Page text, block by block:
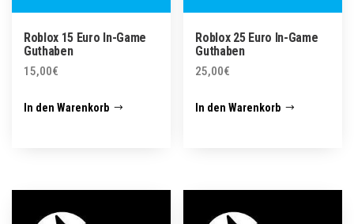
Roblox 15 Euro In-Game
Guthaben
15,00€
In den Warenkorb
Roblox 25 Euro In-Game
Guthaben
25,00€
In den Warenkorb